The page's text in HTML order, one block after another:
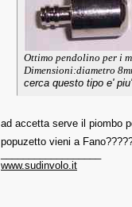
Ottimo pendolino per i
Dimensioni:diametro
cerca questo tipo e'
ad accetta serve il piombo
popuzetto vieni a
www.sudinvolo.it